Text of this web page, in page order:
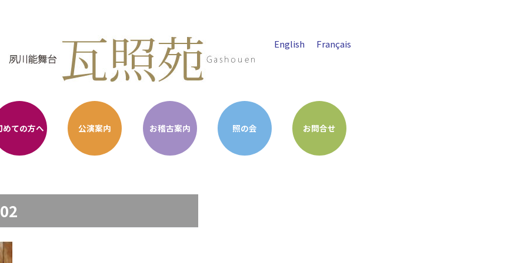
English Français
めての方へ 公演案内 お稽古案内 照の会 お問合せ